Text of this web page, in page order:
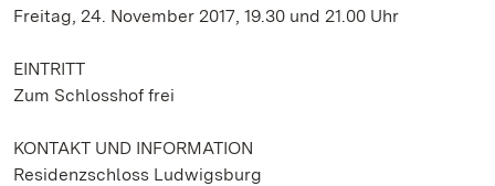
Freitag, 24. November 2017, 19.30 und 21.00 Uhr
EINTRITT
Zum Schlosshof frei
KONTAKT UND INFORMATION
Residenzschloss Ludwigsburg